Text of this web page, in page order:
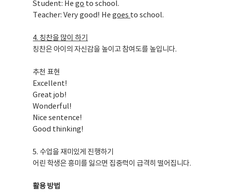
Student: Hego to school.
Teacher: Very good! Hegoes to school.
4. 칭찬을 많이 하기
칭찬은 아이의 자신감을 높이고 참여도를 높입니다.
추천 표현
Excellent!
Great job!
Wonderful!
Nice sentence!
Good thinking!
5. 수업을 재미있게 진행하기
어린 학생은 흥미를 잃으면 집중력이 급격히 떨어집니다.
활용 방법